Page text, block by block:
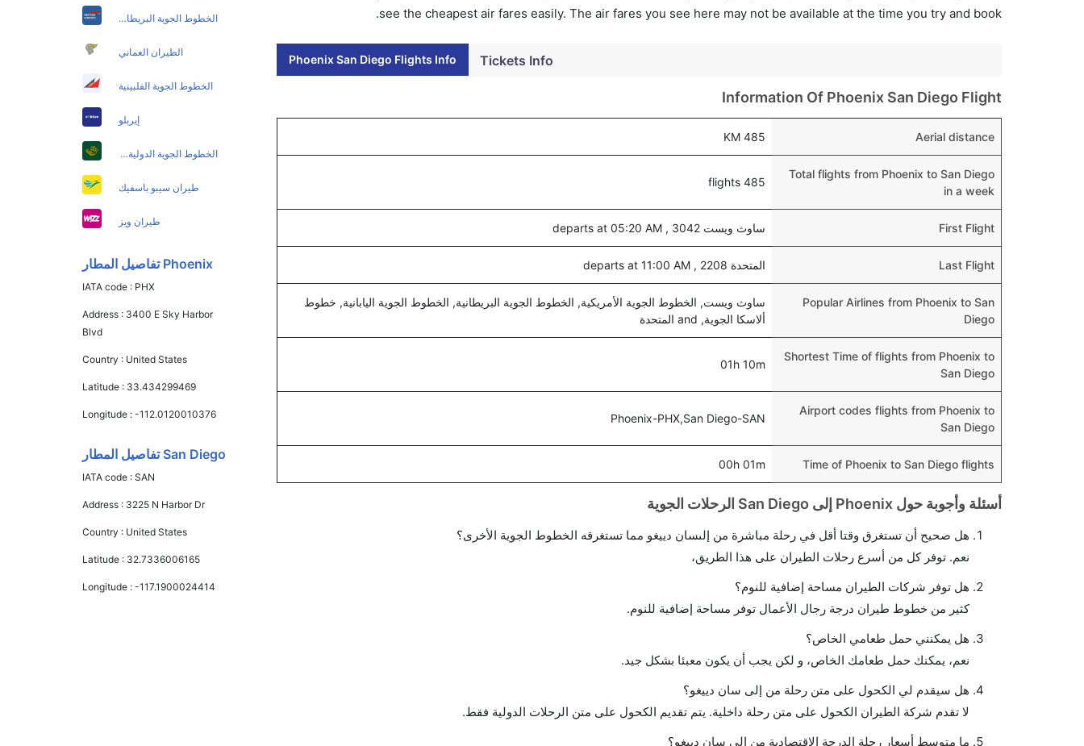
see the cheapest air fares easily. The air fares you see here may not be available at the time you try and book.
Phoenix San Diego Flights Info Tickets Info
Information Of Phoenix San Diego Flight
Aerial distance
485 KM
Total flights from Phoenix to San Diego
in a week
485 flights
First Flight ساوث ويست 3042 , departs at 05:20 AM
Last Flight المتحدة 2208 , departs at 11:00 AM
Popular Airlines from Phoenix to San
Diego
ساوث ويست, الخطوط الجوية الأمريكية, الخطوط الجوية البريطانية, الخطوط الجوية اليابانية, خطوط
ألاسكا الجوية, and المتحدة
Shortest Time of flights from Phoenix to
San Diego
01h 10m
Airport codes flights from Phoenix to
San Diego
Phoenix-PHX,San Diego-SAN
Time of Phoenix to San Diego flights
00h 01m
أسئلة وأجوبة حول Phoenix إلى San Diego الرحلات الجوية
هل صحيح أن تستغرق وقتا أقل في رحلة مباشرة من إلىسان دييغو مما تستغرقه الخطوط الجوية الأخرى؟
نعم. توفر كل من أسرع رحلات الطيران على هذا الطريق،
هل توفر شركات الطيران مساحة إضافية للنوم؟
كثير من خطوط طيران درجة رجال الأعمال توفر مساحة إضافية للنوم.
هل يمكنني حمل طعامي الخاص؟
نعم، يمكنك حمل طعامك الخاص، و لكن يجب أن يكون معبئا بشكل جيد.
هل سيقدم لي الكحول على متن رحلة من إلى سان دييغو؟
لا تقدم شركة الطيران الكحول على متن رحلة داخلية. يتم تقديم الكحول على متن الرحلات الدولية فقط.
ما متوسط أسعار رحلة الدرجة الاقتصادية من إلى سان دييغو؟
الخطوط الجوية البريطانية
الطيران العماني
الخطوط الجوية الفلبينية
إيربلو
الخطوط الجوية الدولية الباكستانية
طيران سيبو باسفيك
طيران ويز
Phoenix تفاصيل المطار
IATA code : PHX
Address : 3400 E Sky Harbor
Blvd
Country : United States
Latitude : 33.434299469
Longitude :-112.0120010376
San Diego تفاصيل المطار
IATA code :SAN
Address : 3225 N Harbor Dr
Country : United States
Latitude : 32.7336006165
Longitude :-117.1900024414